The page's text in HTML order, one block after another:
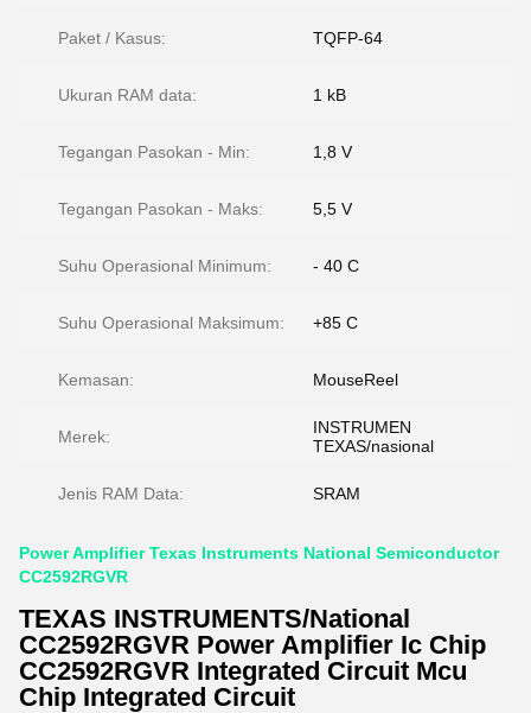
Paket / Kasus: TQFP-64
Ukuran RAM data: 1 kB
Tegangan Pasokan - Min: 1,8 V
Tegangan Pasokan - Maks: 5,5 V
Suhu Operasional Minimum: - 40 C
Suhu Operasional Maksimum: +85 C
Kemasan: MouseReel
Merek:
INSTRUMEN
TEXAS/nasional
Jenis RAM Data: SRAM
Power Amplifier Texas Instruments National Semiconductor
CC2592RGVR
TEXAS INSTRUMENTS/National
CC2592RGVR Power Amplifier Ic Chip
CC2592RGVR Integrated Circuit Mcu
Chip Integrated Circuit